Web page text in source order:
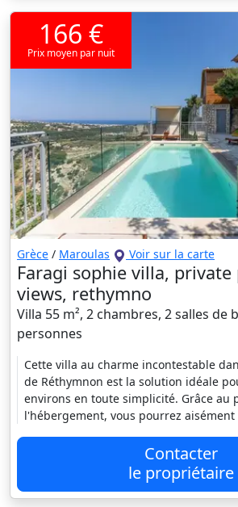
166 €
Prix moyen par nuit
Grèce / Maroulas Voir sur la carte
Faragi sophie villa, private
views, rethymno
Villa 55 m², 2 chambres, 2 salles de
personnes
Cette villa au charme incontestable
de Réthymnon est la solution idéale
environs en toute simplicité. Grâce au
l'hébergement, vous pourrez
Contacter
le propriétaire